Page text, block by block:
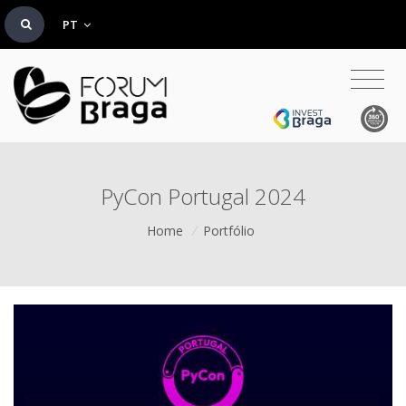
PT
PyCon Portugal 2024
Home / Portfólio